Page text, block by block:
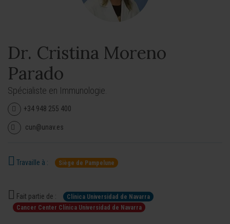
Dr. Cristina Moreno
Parado
Spécialiste en Immunologie.
+34 948 255 400
cun@unav.es
Travaille à : Siège de Pampelune
Fait partie de :
Clínica Universidad de Navarra
Cancer Center Clínica Universidad de Navarra